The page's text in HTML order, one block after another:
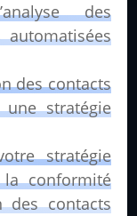
des
automatisées
des contacts
stratégie
stratégie
conformité
des contacts